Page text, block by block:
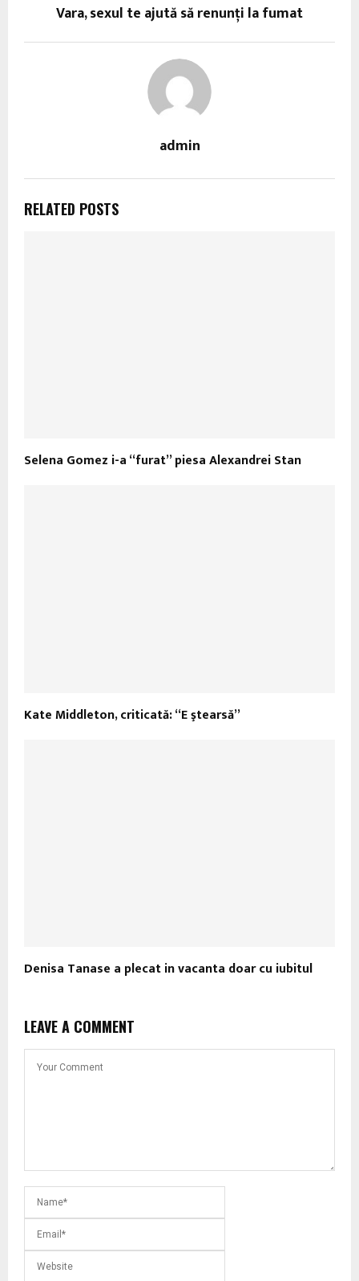
Vara, sexul te ajută să renunți la fumat
admin
RELATED POSTS
Selena Gomez i-a “furat” piesa Alexandrei Stan
Kate Middleton, criticată: “E ştearsă”
Denisa Tanase a plecat in vacanta doar cu iubitul
LEAVE A COMMENT